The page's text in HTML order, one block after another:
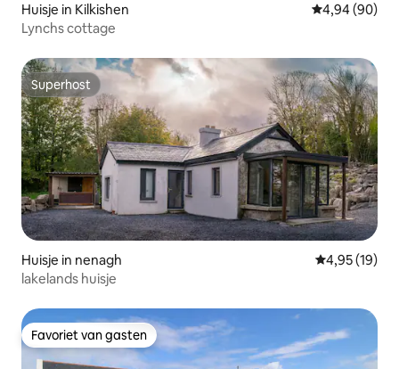
Huisje in Kilkishen Gemiddelde
4,94 (90)
Lynchs cottage
Superhost
Superhost
Huisje in nenagh Gemiddelde
4,95 (19)
lakelands huisje
Favoriet van gasten
Favoriet van gasten